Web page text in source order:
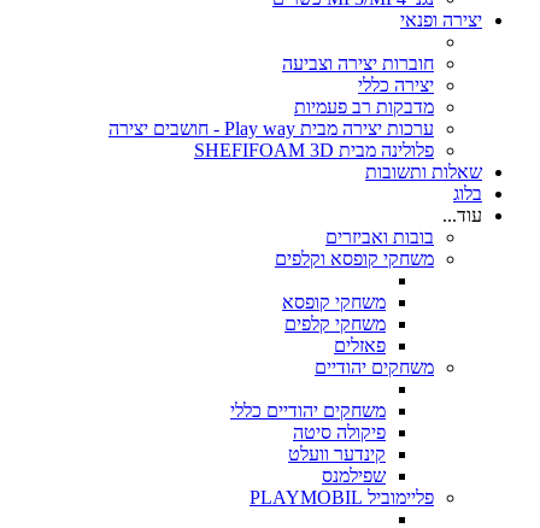
יצירה ופנאי
חוברות יצירה וצביעה
יצירה כללי
מדבקות רב פעמיות
ערכות יצירה מבית Play way - חושבים יצירה
פלולינה מבית SHEFIFOAM 3D
שאלות ותשובות
בלוג
עוד...
בובות ואביזרים
משחקי קופסא וקלפים
משחקי קופסא
משחקי קלפים
פאזלים
משחקים יהודיים
משחקים יהודיים כללי
פיקולה סיטה
קינדער וועלט
שפילמנס
פליימוביל PLAYMOBIL